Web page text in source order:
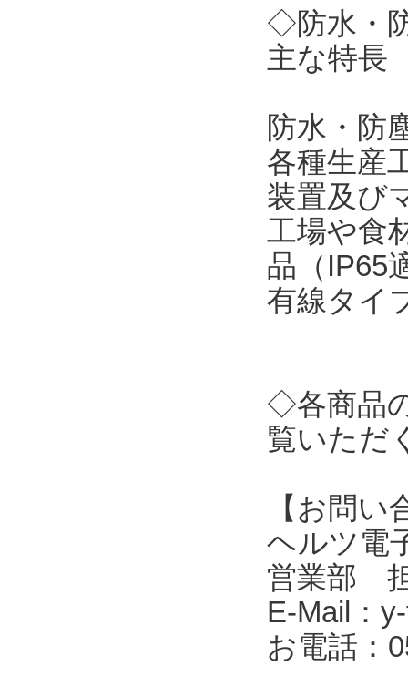
◇防水・
主な特長
防水・防
各種生産
装置及び
工場や食
品（IP65
有線タイ
◇各商品
覧いただ
【お問い
ヘルツ電
営業部
E-Mail：
お電話：